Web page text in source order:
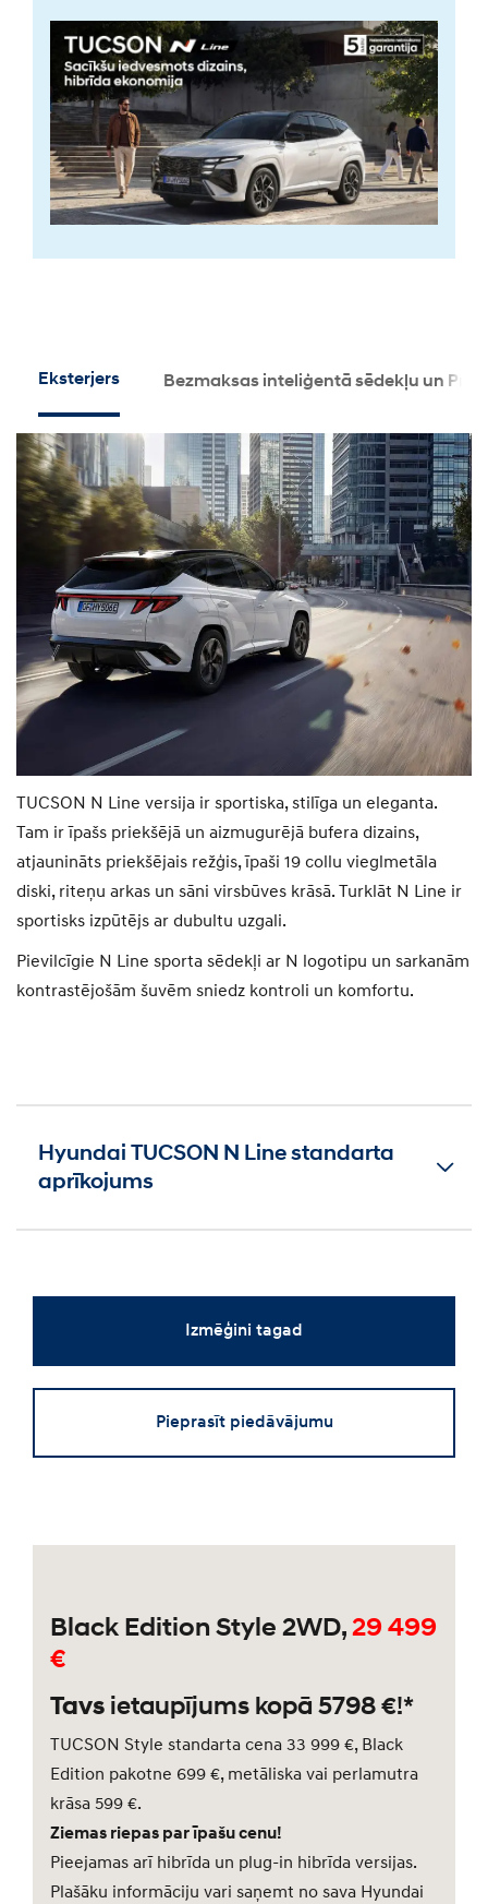
Eksterjers Bezmaksas inteliģentā sēdekļu un
TUCSON N Line versija ir sportiska, stilīga un eleganta.
Tam ir īpašs priekšējā un aizmugurējā bufera dizains,
atjaunināts priekšējais režģis, īpaši 19 collu vieglmetāla
diski, riteņu arkas un sāni virsbūves krāsā. Turklāt N Line ir
sportisks izpūtējs ar dubultu uzgali.
Pievilcīgie N Line sporta sēdekļi ar N logotipu un sarkanām
kontrastējošām šuvēm sniedz kontroli un komfortu.
Hyundai TUCSON N Line standarta
aprīkojums
Izmēģini tagad
Pieprasīt piedāvājumu
Black Edition Style 2WD,29 499
€
Tavsietaupījums kopā 5798 €!*
TUCSON Style standarta cena 33 999 €, Black
Edition pakotne 699 €, metāliska vai perlamutra
krāsa 599 €.
Ziemas riepas par īpašu cenu!
Pieejamas arī hibrīda un plug-in hibrīda versijas.
Plašāku informāciju vari saņemt no sava Hyundai